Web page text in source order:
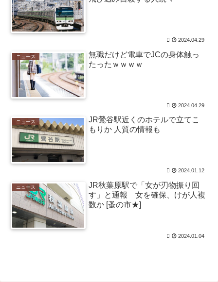
「新鮮でたまらん」の声【画像】 / おまとめアンテナ
NEW! (8/9 03:00)
オリジン弁当の定員ゴミ / おまとめアンテナ
2024.04.29
ニュース
無職だけど電車でJCの身体触っ
たったｗｗｗｗ
2024.04.29
ニュース
JR鶯谷駅近くのホテルで立てこ
もりか 人質の情報も
2024.01.12
ニュース
JR秋葉原駅で「女が刃物振り回
す」と通報 女を確保、けが人複
数か [蚤の市★]
2024.01.04